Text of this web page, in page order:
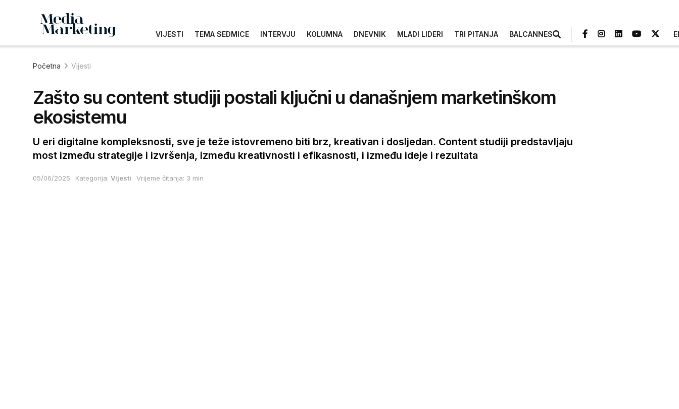
VIJESTI TEMA SEDMICE INTERVJU KOLUMNA DNEVNIK MLADI LIDERI TRI PITANJA BALCANNES
Početna Vijesti
Zašto su content studiji postali ključni u današnjem marketinškom
ekosistemu
U eri digitalne kompleksnosti, sve je teže istovremeno biti brz, kreativan i dosljedan. Content studiji predstavljaju
most između strategije i izvršenja, između kreativnosti i efikasnosti, i između ideje i rezultata
05/06/2025 Kategorija: Vijesti Vrijeme čitanja: 3 min